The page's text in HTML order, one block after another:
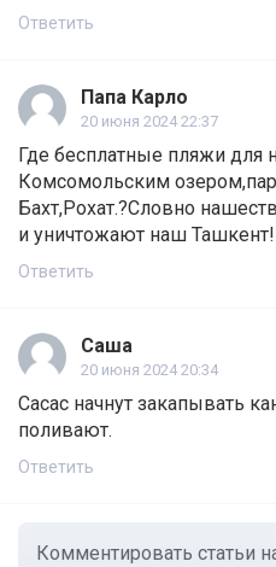
Ответить
Папа Карло
20 июня 2024 22:37
Где бесплатные пляжи для
Комсомольским
Бахт,Рохат.?Словно
и уничтожают наш Ташкент!
Ответить
Саша
20 июня 2024 20:34
Сасас начнут закапывать
поливают.
Ответить
Комментировать статьи